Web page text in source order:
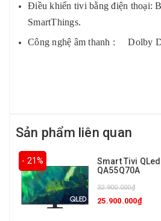
Điều khiển tivi bằng điện thoại:
SmartThings.
Công nghệ âm thanh : Dolby
Sản phẩm liên quan
- 21%
Smart Tivi
QA55Q70A
32.900.000₫
25.900.000₫